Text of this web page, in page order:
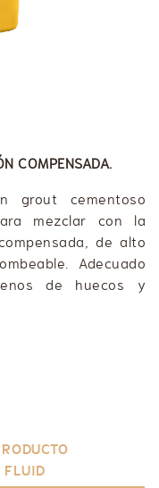
COMPENSADA.
grout cementoso
mezclar con la
de alto
Adecuado
de huecos y